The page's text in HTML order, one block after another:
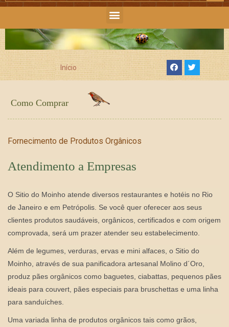
Início
Como Comprar
Fornecimento de Produtos Orgânicos
Atendimento a Empresas
O Sitio do Moinho atende diversos restaurantes e hotéis no Rio
de Janeiro e em Petrópolis. Se você quer oferecer aos seus
clientes produtos saudáveis, orgânicos, certificados e com origem
comprovada, será um prazer atender seu estabelecimento.
Além de legumes, verduras, ervas e mini alfaces, o Sitio do
Moinho, através de sua panificadora artesanal Molino d´Oro,
produz pães orgânicos como baguetes, ciabattas, pequenos pães
ideais para couvert, pães especiais para bruschettas e uma linha
para sanduíches.
Uma variada linha de produtos orgânicos tais como grãos,